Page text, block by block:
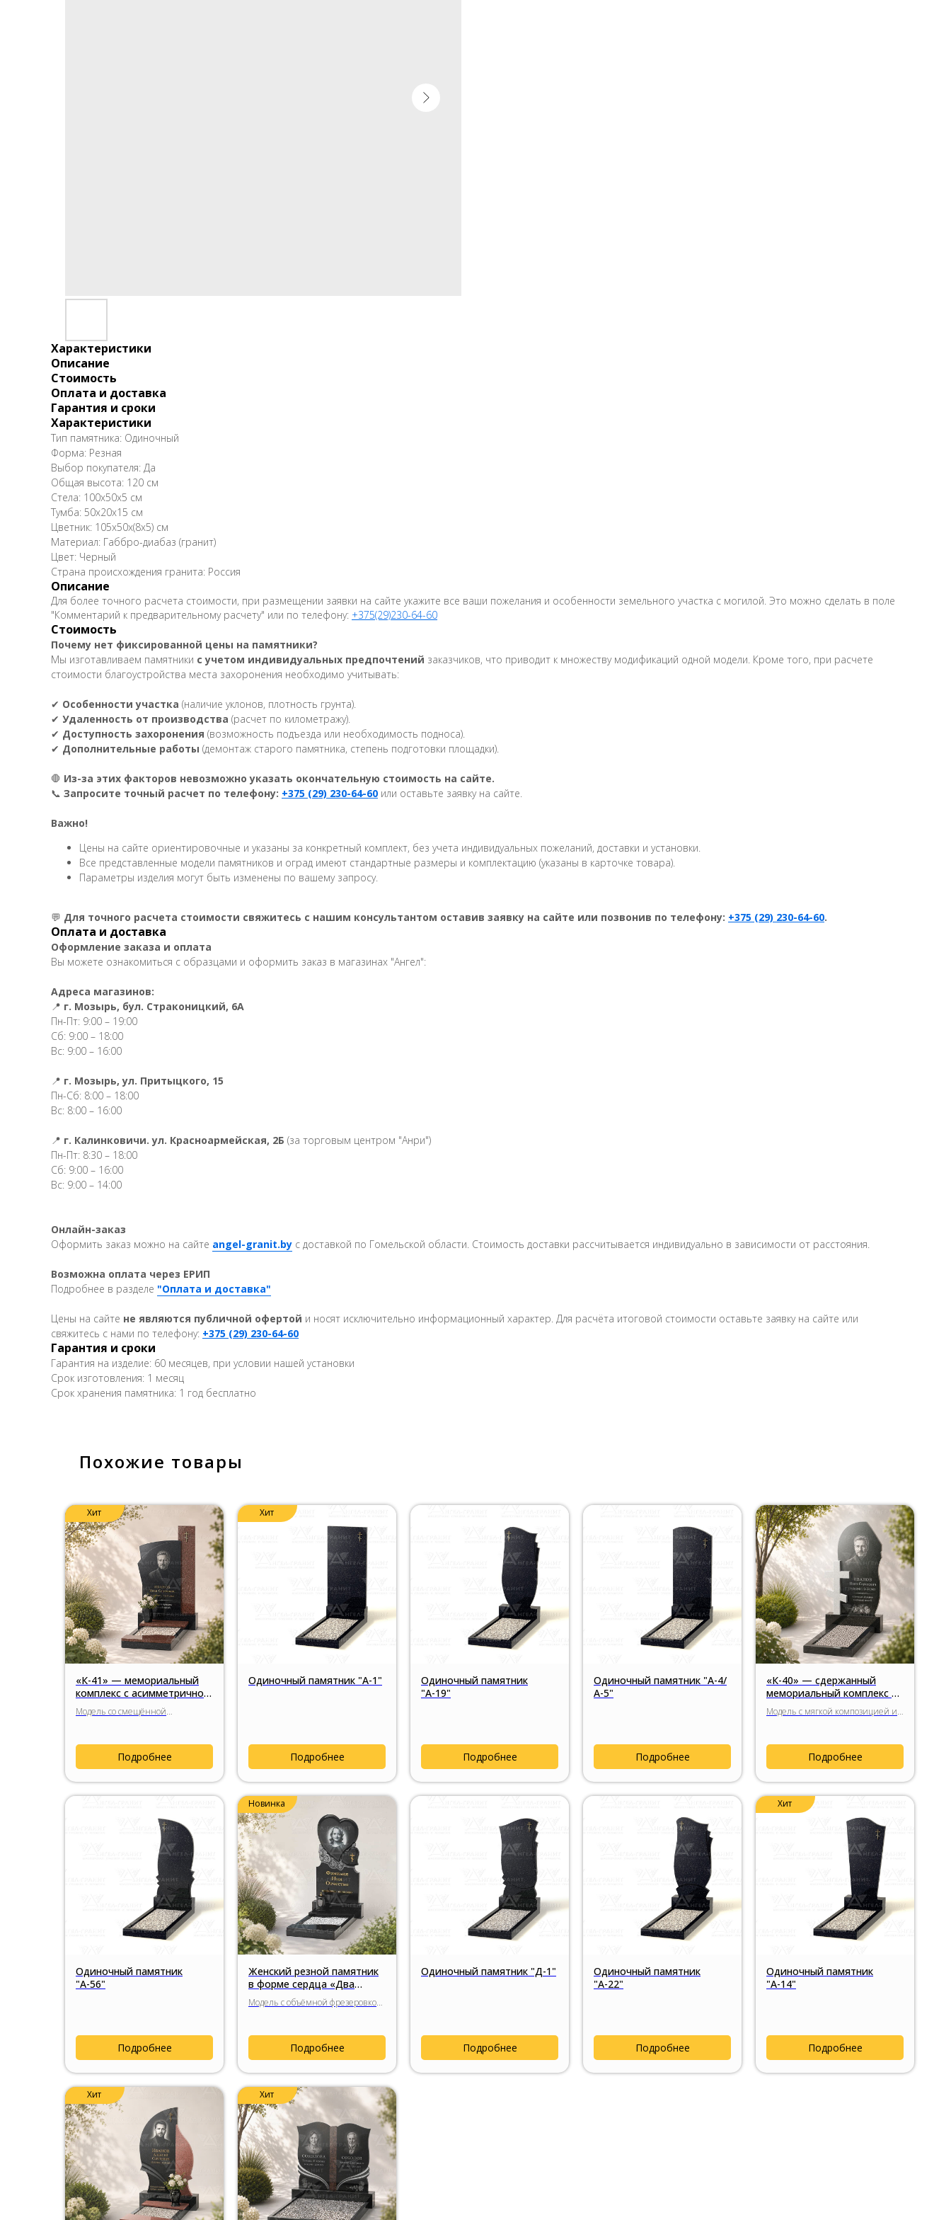
Характеристики
Описание
Стоимость
Оплата и доставка
Гарантия и сроки
Характеристики
Тип памятника: Одиночный
Форма: Резная
Выбор покупателя: Да
Общая высота: 120 см
Стела: 100х50х5 см
Тумба: 50х20х15 см
Цветник: 105х50х(8х5) см
Материал: Габбро-диабаз (гранит)
Цвет: Черный
Страна происхождения гранита: Россия
Описание
Для более точного расчета стоимости, при размещении заявки на сайте укажите все ваши пожелания и особенности земельного участка с могилой. Это можно сделать в поле
"Комментарий к предварительному расчету" или по телефону: +375(29)230-64-60
Стоимость
Почему нет фиксированной цены на памятники?
Мы изготавливаем памятники с учетом индивидуальных предпочтений заказчиков, что приводит к множеству модификаций одной модели. Кроме того, при расчете
стоимости благоустройства места захоронения необходимо учитывать:
✔ Особенности участка (наличие уклонов, плотность грунта).
✔ Удаленность от производства (расчет по километражу).
✔ Доступность захоронения (возможность подъезда или необходимость подноса).
✔ Дополнительные работы (демонтаж старого памятника, степень подготовки площадки).
🛑 Из-за этих факторов невозможно указать окончательную стоимость на сайте.
📞 Запросите точный расчет по телефону: +375 (29) 230-64-60 или оставьте заявку на сайте.
Важно!
Цены на сайте ориентировочные и указаны за конкретный комплект, без учета индивидуальных пожеланий, доставки и установки.
Все представленные модели памятников и оград имеют стандартные размеры и комплектацию (указаны в карточке товара).
Параметры изделия могут быть изменены по вашему запросу.
💬 Для точного расчета стоимости свяжитесь с нашим консультантом оставив заявку на сайте или позвонив по телефону: +375 (29) 230-64-60.
Оплата и доставка
Оформление заказа и оплата
Вы можете ознакомиться с образцами и оформить заказ в магазинах "Ангел":
Адреса магазинов:
📍 г. Мозырь, бул. Страконицкий, 6А
Пн-Пт: 9:00 – 19:00
Сб: 9:00 – 18:00
Вс: 9:00 – 16:00
📍 г. Мозырь, ул. Притыцкого, 15
Пн-Сб: 8:00 – 18:00
Вс: 8:00 – 16:00
📍 г. Калинковичи. ул. Красноармейская, 2Б (за торговым центром "Анри")
Пн-Пт: 8:30 – 18:00
Сб: 9:00 – 16:00
Вс: 9:00 – 14:00
Онлайн-заказ
Оформить заказ можно на сайте angel-granit.by с доставкой по Гомельской области. Стоимость доставки рассчитывается индивидуально в зависимости от расстояния.
Возможна оплата через ЕРИП
Подробнее в разделе "Оплата и доставка"
Цены на сайте не являются публичной офертой и носят исключительно информационный характер. Для расчёта итоговой стоимости оставьте заявку на сайте или
свяжитесь с нами по телефону: +375 (29) 230-64-60
Гарантия и сроки
Гарантия на изделие: 60 месяцев, при условии нашей установки
Срок изготовления: 1 месяц
Срок хранения памятника: 1 год бесплатно
Похожие товары
Хит
«К-41» — мемориальный
комплекс с асимметричной
архитектурой стелы
Модель со смещённой
вертикальной вставкой из
Лезниковского гранита.
Подробнее
Хит
Одиночный памятник "А-1"
Подробнее
Одиночный памятник
"А-19"
Подробнее
Одиночный памятник "А-4/
А-5"
Подробнее
«К-40» — сдержанный
мемориальный комплекс с
гранитным крестом
Модель с мягкой композицией и
силуэтом стелы и сдержанным
религиозным символом.
Подробнее
Одиночный памятник
"А-56"
Подробнее
Новинка
Женский резной памятник
в форме сердца «Два
сердца»
Модель с объёмной фрезеровкой,
натурального гранита.
Подробнее
Одиночный памятник "Д-1"
Подробнее
Одиночный памятник
"А-22"
Подробнее
Хит
Одиночный памятник
"А-14"
Подробнее
Хит Хит